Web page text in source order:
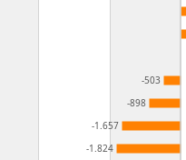
-503
-898
-1.657
-1.824